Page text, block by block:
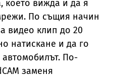
което вижда и да я
По същия начин
видео клип до 20
натискане и да го
автомобилът. По-
заменя